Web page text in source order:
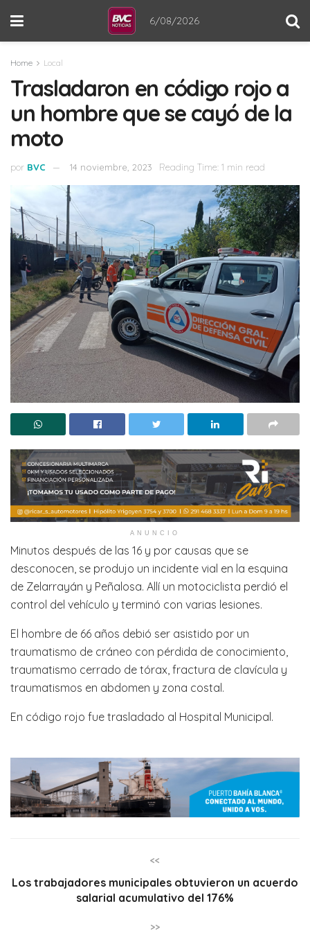
6/08/2026
Home Local
Trasladaron en código rojo a
un hombre que se cayó de la
moto
por BVC 14 noviembre, 2023 Reading Time: 1 min read
ANUNCIO
Minutos después de las 16 y por causas que se
desconocen, se produjo un incidente vial en la esquina
de Zelarrayán y Peñalosa. Allí un motociclista perdió el
control del vehículo y terminó con varias lesiones.
El hombre de 66 años debió ser asistido por un
traumatismo de cráneo con pérdida de conocimiento,
traumatismo cerrado de tórax, fractura de clavícula y
traumatismos en abdomen y zona costal.
En código rojo fue trasladado al Hospital Municipal.
<<
Los trabajadores municipales obtuvieron un acuerdo
salarial acumulativo del 176%
>>